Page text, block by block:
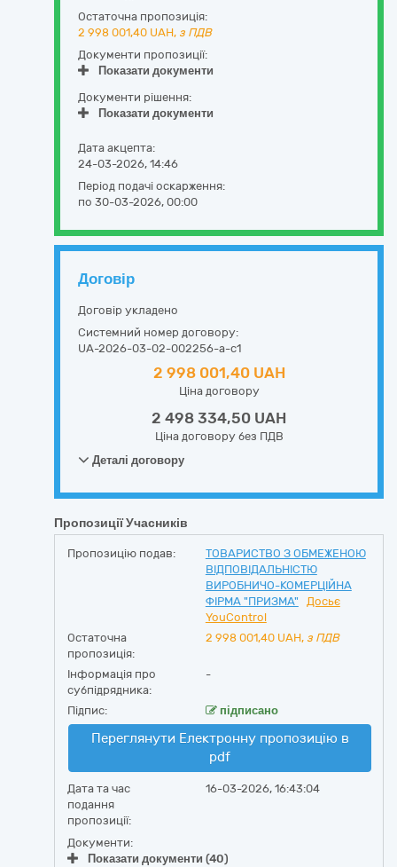
Остаточна пропозиція:
2 998 001,40 UAH, з ПДВ
Документи пропозиції:
Показати документи
Документи рішення:
Показати документи
Дата акцепта:
24-03-2026, 14:46
Період подачі оскарження:
по 30-03-2026, 00:00
Договір
Договір укладено
Системний номер договору:
UA-2026-03-02-002256-a-c1
2 998 001,40 UAH
Ціна договору
2 498 334,50 UAH
Ціна договору без ПДВ
Деталі договору
Пропозиції Учасників
Пропозицію подав:
ТОВАРИСТВО З ОБМЕЖЕНОЮ
ВІДПОВІДАЛЬНІСТЮ
ВИРОБНИЧО-КОМЕРЦІЙНА
ФІРМА "ПРИЗМА"
Досьє
YouControl
Остаточна
пропозиція:
2 998 001,40 UAH, з ПДВ
Інформація про
субпідрядника:
-
Підпис: підписано
Переглянути Електронну пропозицію в
pdf
Дата та час
подання
пропозиції:
16-03-2026, 16:43:04
Документи:
Показати документи (40)